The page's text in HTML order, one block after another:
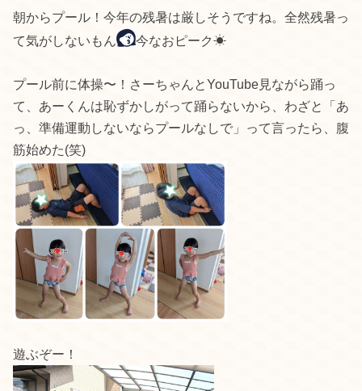
朝からプール！今年の残暑は厳しそうですね。全然残暑っ
て気がしないもん
今なおピーク☀
プール前に体操〜！さーちゃんとYouTube見ながら踊っ
て、あーくんは恥ずかしがって踊らないから、わざと「あ
っ、準備運動しないならプールなしで」って言ったら、腹
筋始めた(笑)
遊ぶぞー！